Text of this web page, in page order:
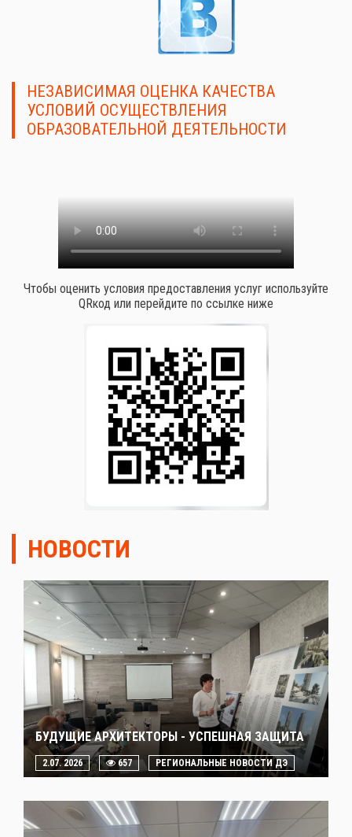
НЕЗАВИСИМАЯ ОЦЕНКА КАЧЕСТВА
УСЛОВИЙ ОСУЩЕСТВЛЕНИЯ
ОБРАЗОВАТЕЛЬНОЙ ДЕЯТЕЛЬНОСТИ
Чтобы оценить условия предоставления услуг используйте
QRкод или перейдите по ссылке ниже
НОВОСТИ
БУДУЩИЕ АРХИТЕКТОРЫ - УСПЕШНАЯ ЗАЩИТА
2.07. 2026 657 РЕГИОНАЛЬНЫЕ НОВОСТИ ДЭ